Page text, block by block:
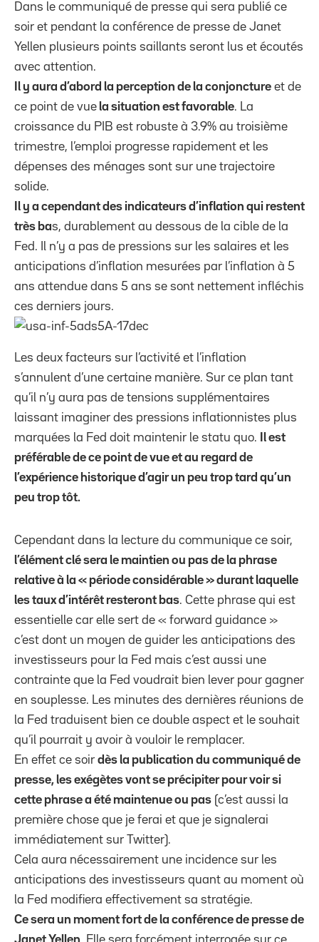
Dans le communiqué de presse qui sera publié ce
soir et pendant la conférence de presse de Janet
Yellen plusieurs points saillants seront lus et écoutés
avec attention.
Il y aura d’abord la perception de la conjoncture et de
ce point de vue la situation est favorable. La
croissance du PIB est robuste à 3.9% au troisième
trimestre, l’emploi progresse rapidement et les
dépenses des ménages sont sur une trajectoire
solide.
Il y a cependant des indicateurs d’inflation qui restent
très bas, durablement au dessous de la cible de la
Fed. Il n’y a pas de pressions sur les salaires et les
anticipations d’inflation mesurées par l’inflation à 5
ans attendue dans 5 ans se sont nettement infléchis
ces derniers jours.
Les deux facteurs sur l’activité et l’inflation
s’annulent d’une certaine manière. Sur ce plan tant
qu’il n’y aura pas de tensions supplémentaires
laissant imaginer des pressions inflationnistes plus
marquées la Fed doit maintenir le statu quo.
Il est
préférable de ce point de vue et au regard de
l’expérience historique d’agir un peu trop tard qu’un
peu trop tôt.
Cependant dans la lecture du communique ce soir,
l’élément clé sera le maintien ou pas de la phrase
relative à la « période considérable » durant laquelle
les taux d’intérêt resteront bas. Cette phrase qui est
essentielle car elle sert de « forward guidance »
c’est dont un moyen de guider les anticipations des
investisseurs pour la Fed mais c’est aussi une
contrainte que la Fed voudrait bien lever pour gagner
en souplesse. Les minutes des dernières réunions de
la Fed traduisent bien ce double aspect et le souhait
qu’il pourrait y avoir à vouloir le remplacer.
En effet ce soir dès la publication du communiqué de
presse, les exégètes vont se précipiter pour voir si
cette phrase a été maintenue ou pas (c’est aussi la
première chose que je ferai et que je signalerai
immédiatement sur Twitter).
Cela aura nécessairement une incidence sur les
anticipations des investisseurs quant au moment où
la Fed modifiera effectivement sa stratégie.
Ce sera un moment fort de la conférence de presse de